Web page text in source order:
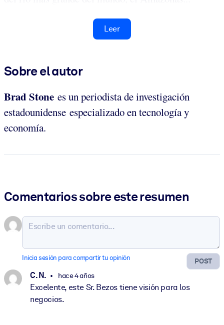
Leer
Sobre el autor
Brad Stone es un periodista de investigación
estadounidense especializado en tecnología y
economía.
Comentarios sobre este resumen
POST
Inicia sesión para compartir tu opinión
C. N. hace 4 años
Excelente, este Sr. Bezos tiene visión para los
negocios.